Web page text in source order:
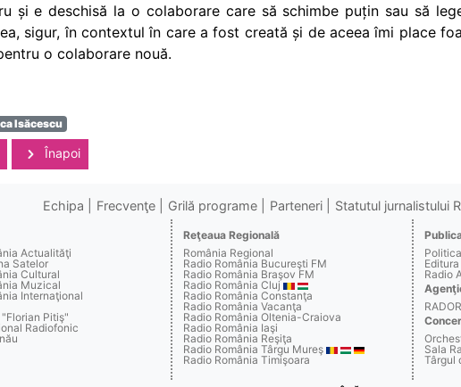
și e deschisă la o colaborare care să schimbe puțin sau să
sigur, în contextul în care a fost creată și de aceea îmi place
o colaborare nouă.
Isăcescu
Înapoi
Echipa Frecvenţe Grilă programe Parteneri Statutul jurnalistului
Actualităţi
Satelor
Cultural
Muzical
Internaţional
Pitiş"
Radiofonic
Reţeaua Regională
România Regional
Radio România Bucureşti FM
Radio România Braşov FM
Radio România Cluj
Radio România Constanţa
Radio România Vacanţa
Radio România Oltenia-Craiova
Radio România Iaşi
Radio România Reşiţa
Radio România Târgu Mureş
Radio România Timişoara
Radio
RADOR
Sala
Târgul